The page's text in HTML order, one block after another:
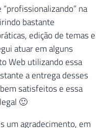
na
bastante
edição de temas e
atuar em alguns
Web utilizando essa
a entrega desses
satisfeitos e essa
🙂
um agradecimento, em